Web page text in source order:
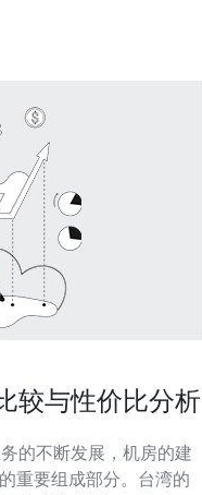
较与性价比分析
的不断发展，机房的建
重要组成部分。台湾的